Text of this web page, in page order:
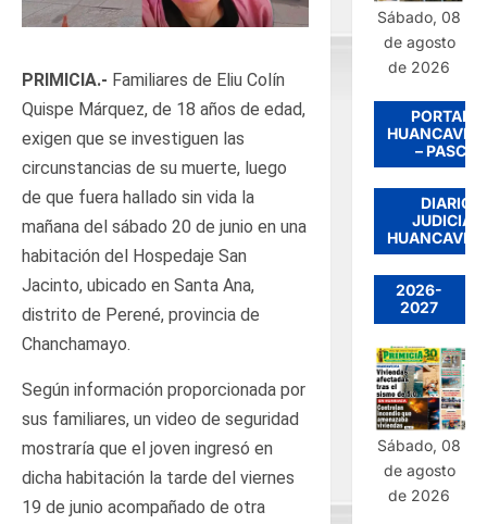
PRIMICIA.- Familiares de Eliu Colín
Quispe Márquez, de 18 años de edad,
exigen que se investiguen las
circunstancias de su muerte, luego
de que fuera hallado sin vida la
mañana del sábado 20 de junio en una
habitación del Hospedaje San
Jacinto, ubicado en Santa Ana,
distrito de Perené, provincia de
Chanchamayo.
Según información proporcionada por
sus familiares, un video de seguridad
mostraría que el joven ingresó en
dicha habitación la tarde del viernes
19 de junio acompañado de otra
Sábado, 08
de agosto
de 2026
PORTADA
– PASCO
DIARIO
JUDICIAL
2026-
2027
Sábado, 08
de agosto
de 2026